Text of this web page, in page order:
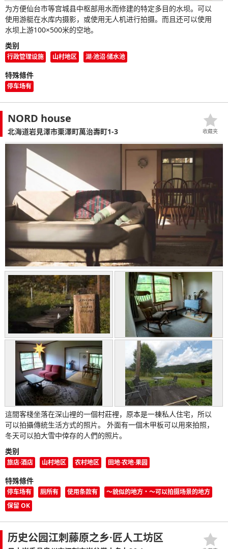
为方便仙台市等宫城县中枢部用水而修建的特定多目的水坝。可以
使用游艇在水库内摄影，或使用无人机进行拍摄。而且还可以使用
水坝上游100×500米的空地。
类别
行政管理设施 山村地区 湖·池沼·储水池
特殊條件
停车场有
NORD house
北海道岩見澤市栗澤町萬治壽町1-3
這間客棧坐落在深山裡的一個村莊裡，原本是一棟私人住宅，所以
可以拍攝傳統生活方式的照片。 外面有一個木甲板可以用來拍照，
冬天可以拍大雪中倖存的人們的照片。
类别
旅店·酒店 山村地区 农村地区 田地·农地·果园
特殊條件
停车场有 厕所有 使用条款有
〜貌似的地方・〜可以拍摄场景的地方
保留 OK
收藏夹
历史公园江刺藤原之乡·匠人工坊区